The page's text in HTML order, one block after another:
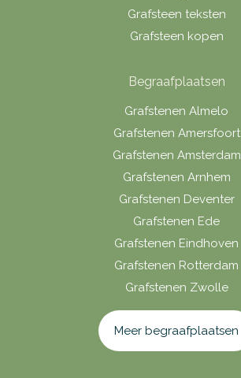
Grafsteen teksten
Grafsteen kopen
Begraafplaatsen
Grafstenen Almelo
Grafstenen Amersfoort
Grafstenen Amsterdam
Grafstenen Arnhem
Grafstenen Deventer
Grafstenen Ede
Grafstenen Eindhoven
Grafstenen Rotterdam
Grafstenen Zwolle
Meer begraafplaatsen